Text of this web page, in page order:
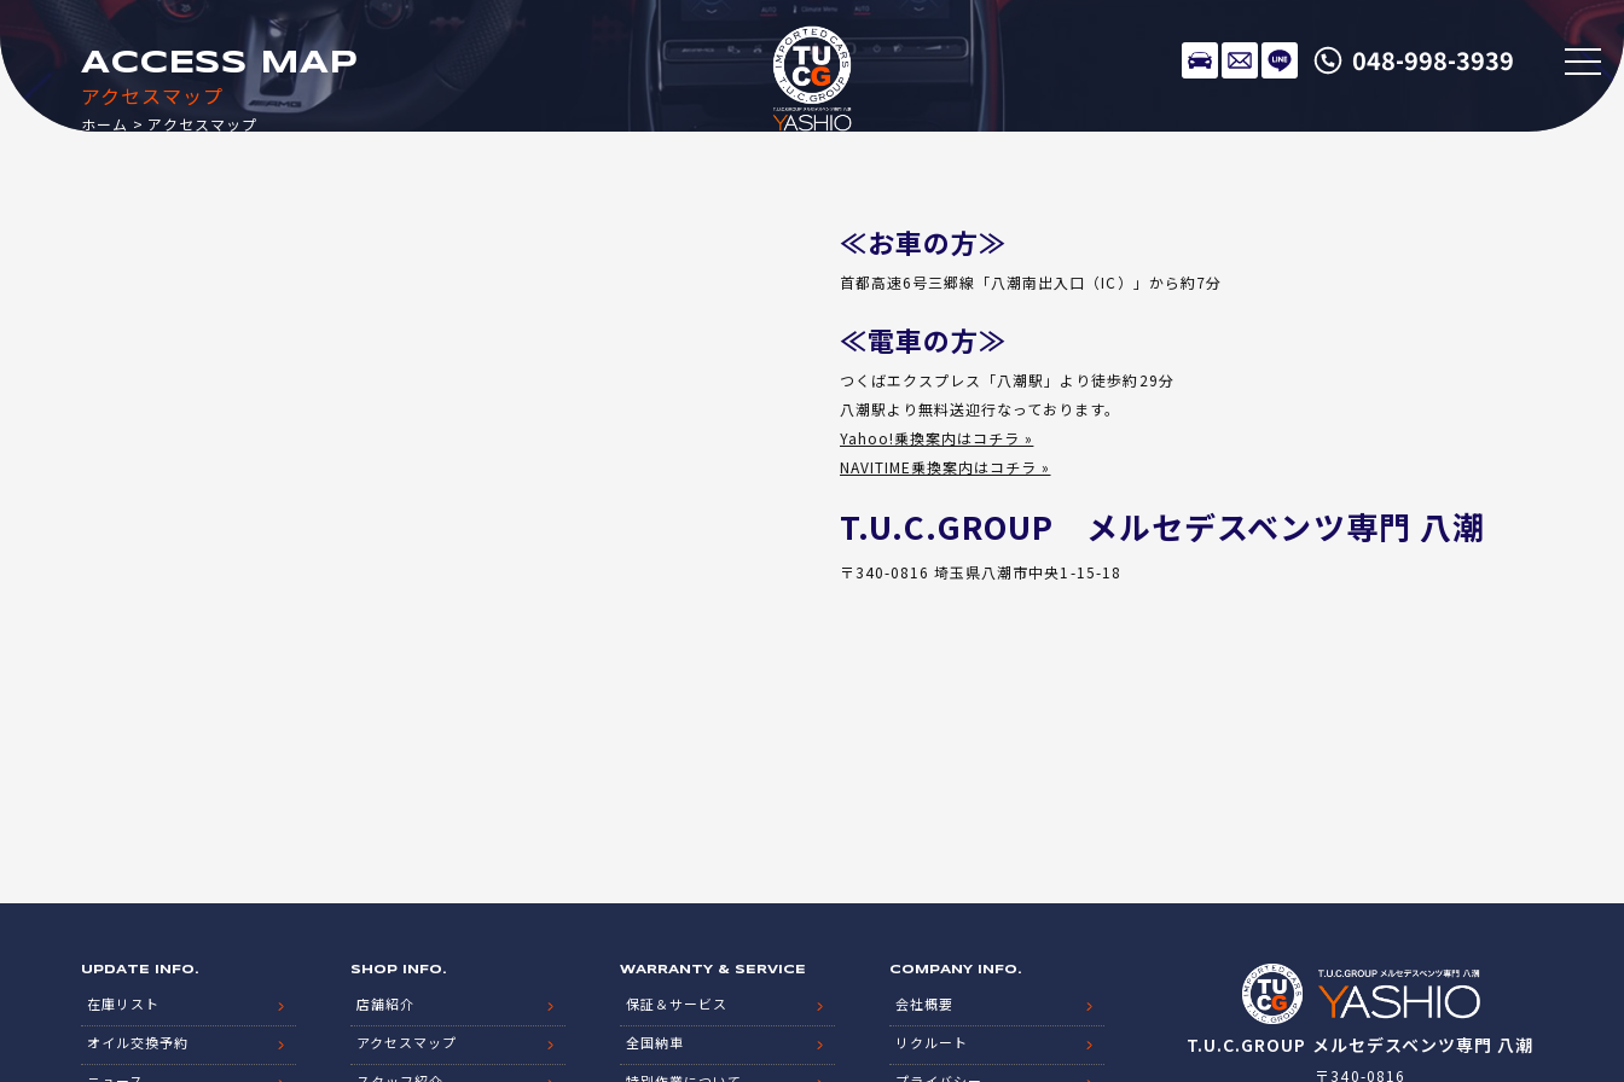
048-998-3939
アクセスマップ
ACCESS MAP
ホーム アクセスマップ
≪お車の方≫
首都高速6号三郷線「八潮南出入口（IC）」から約7分
≪電車の方≫
つくばエクスプレス「八潮駅」より徒歩約29分
八潮駅より無料送迎行なっております。
Yahoo!乗換案内はコチラ »
NAVITIME乗換案内はコチラ »
T.U.C.GROUP メルセデスベンツ専門 八潮
〒340-0816 埼玉県八潮市中央1-15-18
UPDATE INFO.
在庫リスト
オイル交換予約
SHOP INFO.
店舗紹介
アクセスマップ
WARRANTY & SERVICE
保証＆サービス
全国納車
COMPANY INFO.
会社概要
リクルート
T.U.C.GROUP メルセデスベンツ専門 八潮
〒340-0816